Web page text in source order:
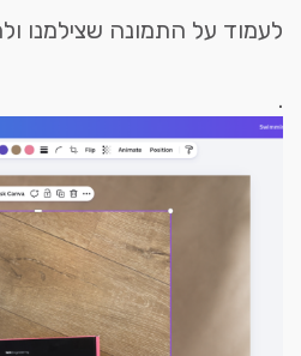
לעמוד על התמונה שצילמנו
.